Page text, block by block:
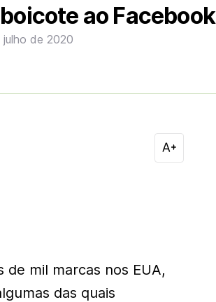
ao Facebook
de 2020
de mil marcas nos EUA,
das quais